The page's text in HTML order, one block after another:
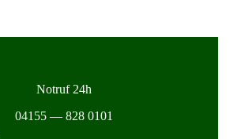
Not­ruf 24h
04155 — 828 0101